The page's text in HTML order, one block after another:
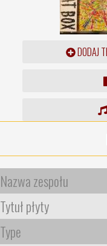
DODAJ
Nazwa zespołu
Tytuł płyty
Type